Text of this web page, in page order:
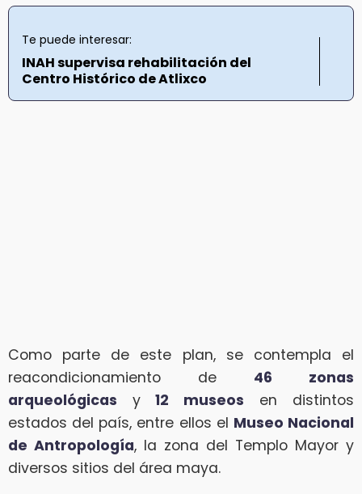
Te puede interesar:
INAH supervisa rehabilitación del
Centro Histórico de Atlixco
Como parte de este plan, se contempla el
reacondicionamiento de 46 zonas
arqueológicas y 12 museos en distintos
estados del país, entre ellos el Museo Nacional
de Antropología, la zona del Templo Mayor y
diversos sitios del área maya.